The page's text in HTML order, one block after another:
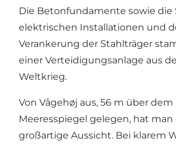
Die Betonfundamente sowie die
elektrischen Installationen und
Verankerung der Stahlträger
einer Verteidigungsanlage aus
Weltkrieg.
Von Vågehøj aus, 56 m über dem
Meeresspiegel gelegen, hat man
großartige Aussicht. Bei klarem